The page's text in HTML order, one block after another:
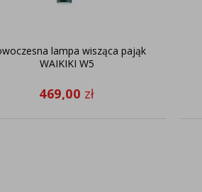
lampa wisząca pająk
WAIKIKI W5
469,00 zł